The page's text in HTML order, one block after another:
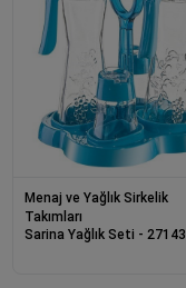
Menaj ve Yağlık Sirkelik
Takımları
Sarina Yağlık Seti - 27143